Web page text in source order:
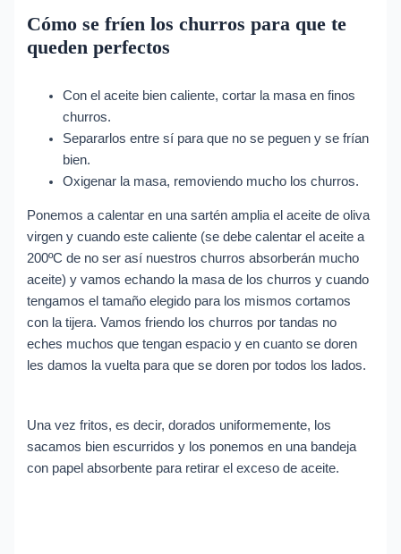
Cómo se fríen los churros para que te
queden perfectos
Con el aceite bien caliente, cortar la masa en finos
churros.
Separarlos entre sí para que no se peguen y se frían
bien.
Oxigenar la masa, removiendo mucho los churros.
Ponemos a calentar en una sartén amplia el aceite de oliva
virgen y cuando este caliente (se debe calentar el aceite a
200ºC de no ser así nuestros churros absorberán mucho
aceite) y vamos echando la masa de los churros y cuando
tengamos el tamaño elegido para los mismos cortamos
con la tijera. Vamos friendo los churros por tandas no
eches muchos que tengan espacio y en cuanto se doren
les damos la vuelta para que se doren por todos los lados.
Una vez fritos, es decir, dorados uniformemente, los
sacamos bien escurridos y los ponemos en una bandeja
con papel absorbente para retirar el exceso de aceite.